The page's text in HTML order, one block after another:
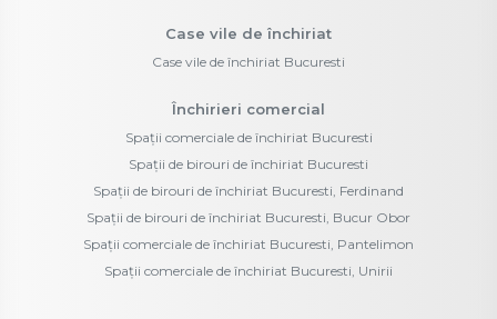
Case vile de închiriat
Case vile de închiriat Bucuresti
Închirieri comercial
Spații comerciale de închiriat Bucuresti
Spații de birouri de închiriat Bucuresti
Spații de birouri de închiriat Bucuresti, Ferdinand
Spații de birouri de închiriat Bucuresti, Bucur Obor
Spații comerciale de închiriat Bucuresti, Pantelimon
Spații comerciale de închiriat Bucuresti, Unirii